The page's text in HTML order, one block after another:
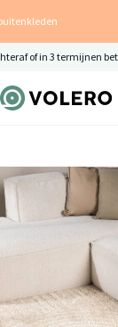
of in 3 termijnen